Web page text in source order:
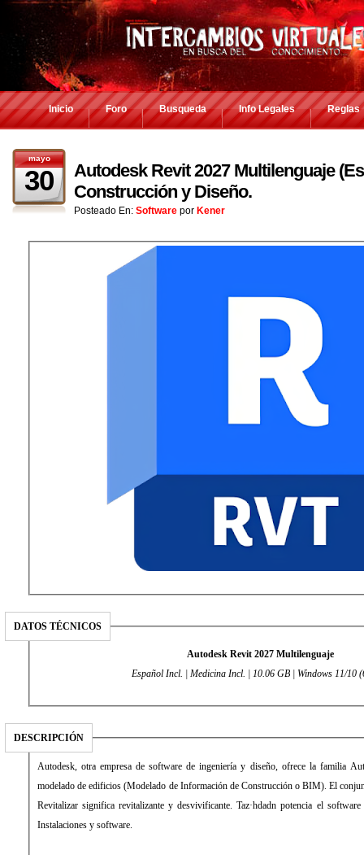
Inicio Foro Busqueda Info Legales Reglas
mayo
30
Autodesk Revit 2027 Multilenguaje
Construcción y Diseño.
Posteado En: Software por Kener
DATOS TÉCNICOS
Autodesk Revit 2027 Multilenguaje
Español Incl. | Medicina Incl. | 10.06 GB | Windows 11/10
DESCRIPCIÓN
Autodesk, otra empresa de software de ingeniería y diseño, ofrece la familia
modelado de edificios (Modelado de Información de Construcción o BIM). El
Revitalizar significa revitalizante y desvivificante. Taz·hdadn potencia el
Instalaciones y software.